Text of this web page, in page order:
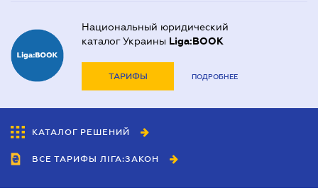
Национальный юридический
каталог Украины Liga:BOOK
ТАРИФЫ ПОДРОБНЕЕ
КАТАЛОГ РЕШЕНИЙ
ВСЕ ТАРИФЫ ЛІГА:ЗАКОН